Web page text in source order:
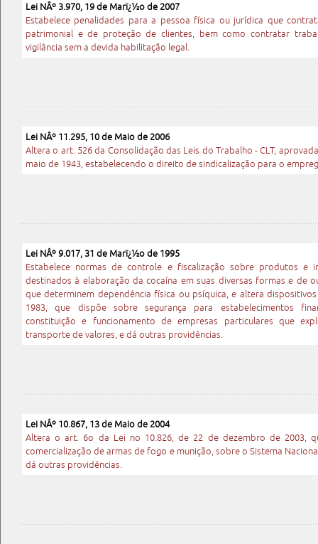
Lei NÂº 3.970, 19 de Marï¿½o de 2007
Estabelece penalidades para a pessoa física ou jurídica que
patrimonial e de proteção de clientes, bem como contratar
vigilância sem a devida habilitação legal.
Lei NÂº 11.295, 10 de Maio de 2006
Altera o art. 526 da Consolidação das Leis do Trabalho - CLT,
maio de 1943, estabelecendo o direito de sindicalização para o
Lei NÂº 9.017, 31 de Marï¿½o de 1995
Estabelece normas de controle e fiscalização sobre produtos e
destinados à elaboração da cocaína em suas diversas formas e de
que determinem dependência física ou psíquica, e altera
1983, que dispõe sobre segurança para estabelecimentos
constituição e funcionamento de empresas particulares que
transporte de valores, e dá outras providências.
Lei NÂº 10.867, 13 de Maio de 2004
Altera o art. 6o da Lei no 10.826, de 22 de dezembro de 2003,
comercialização de armas de fogo e munição, sobre o Sistema
dá outras providências.